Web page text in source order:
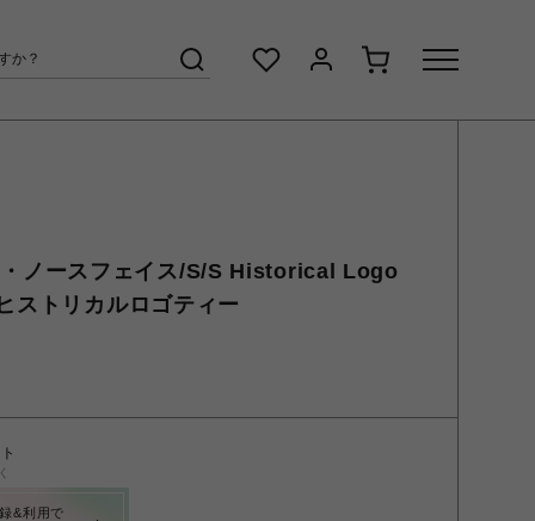
ノースフェイス/S/S Historical Logo
ストリカルロゴティー
&利用で